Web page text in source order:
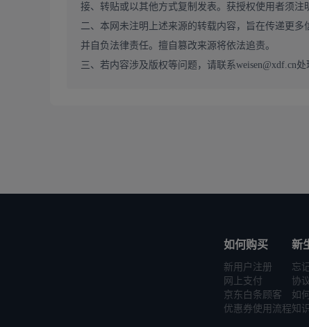
接、转贴或以其他方式复制发表。获授权使用者须注
二、本网未注明上述来源的转载内容，旨在传递更
并自负法律责任。擅自篡改来源将依法追责。
三、若内容涉及版权等问题，请联系weisen@xdf.cn处
如何购买
新用户注册
网上支付
京东白条顾客
优惠券使用流程
新
忘
协
如
知